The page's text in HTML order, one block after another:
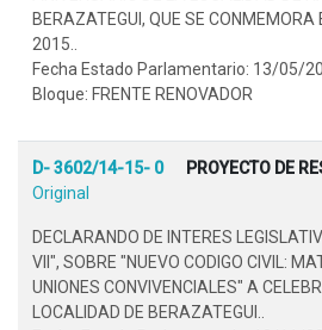
BERAZATEGUI, QUE SE CONMEMORA
2015..
Fecha Estado Parlamentario: 13/05/
Bloque: FRENTE RENOVADOR
D- 3602/14-15- 0 PROYECTO DE
Original
DECLARANDO DE INTERES
VII", SOBRE "NUEVO CODIGO CIVIL:
UNIONES CONVIVENCIALES" A
LOCALIDAD DE BERAZATEGUI..